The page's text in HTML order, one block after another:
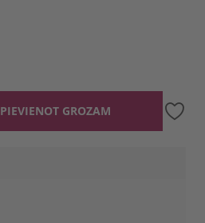
PIEVIENOT GROZAM